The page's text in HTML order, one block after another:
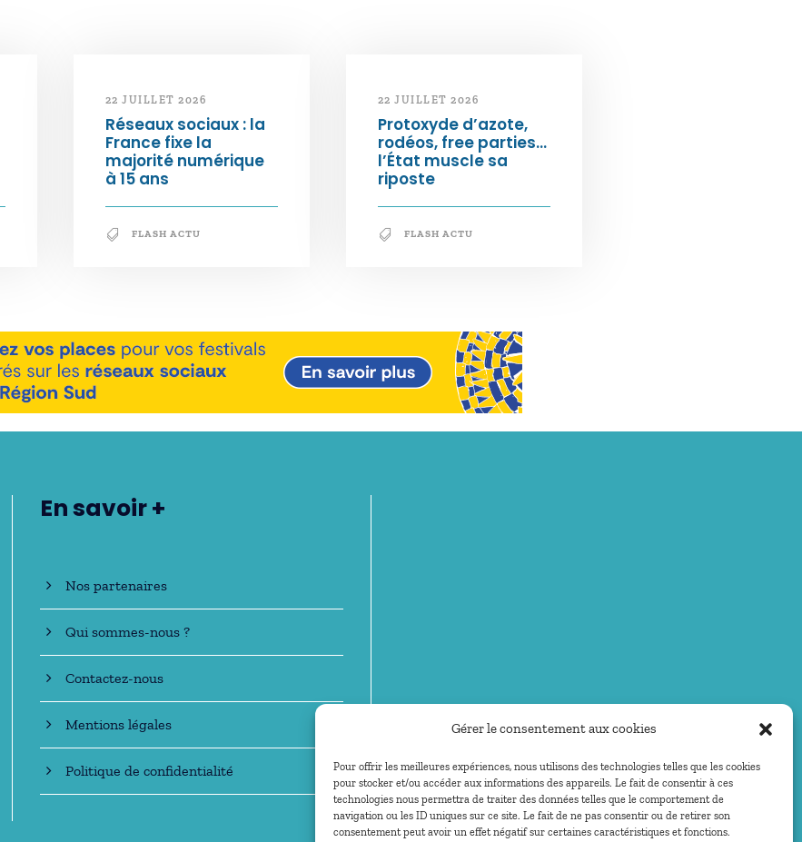
Gérer le consentement aux cookies
Pour offrir les meilleures expériences, nous utilisons des technologies telles que les cookies
pour stocker et/ou accéder aux informations des appareils. Le fait de consentir à ces
technologies nous permettra de traiter des données telles que le comportement de
navigation ou les ID uniques sur ce site. Le fait de ne pas consentir ou de retirer son
consentement peut avoir un effet négatif sur certaines caractéristiques et fonctions.
22 JUILLET 2026
Réseaux sociaux : la
France fixe la
majorité numérique
à 15 ans
FLASH ACTU
22 JUILLET 2026
Protoxyde d’azote,
rodéos, free parties…
l’État muscle sa
riposte
FLASH ACTU
En savoir +
Nos partenaires
Qui sommes-nous ?
Contactez-nous
Mentions légales
Politique de confidentialité